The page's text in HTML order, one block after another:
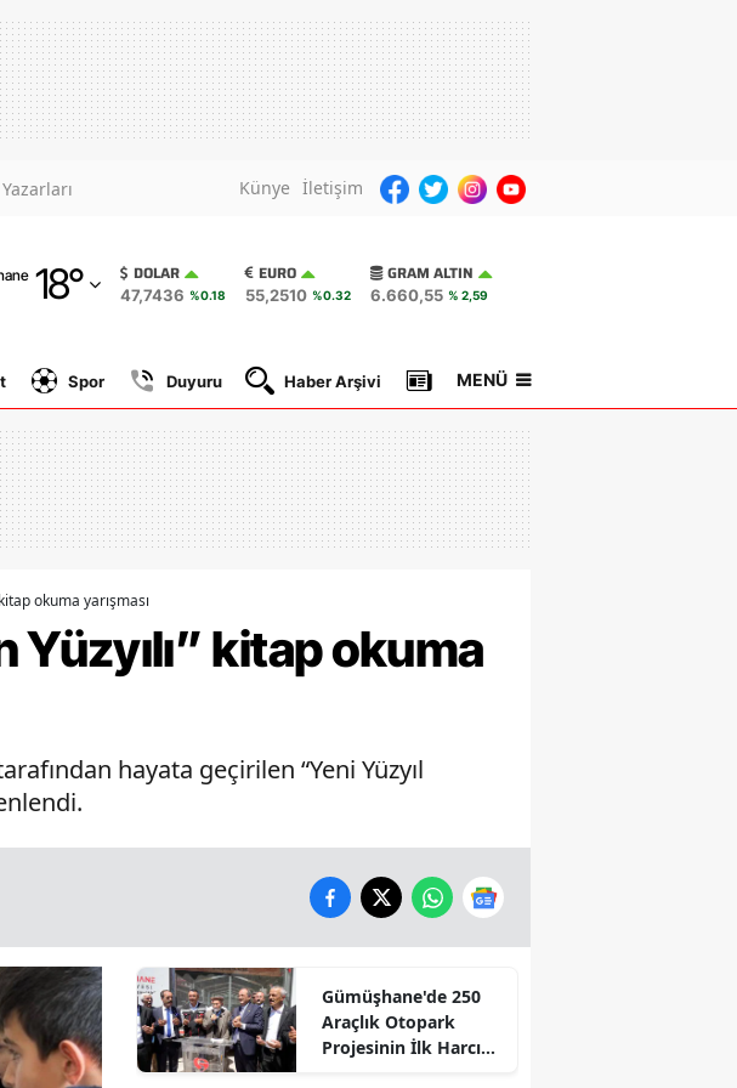
Künye İletişim
18° DOLAR
47,7436 %0.18
EURO
55,2510 %0.32
GRAM ALTIN
6.660,55 % 2,59
Spor Duyuru Haber Arşivi Gazete Manşetleri
MENÜ
okuma yarışması
Yüzyılı” kitap okuma
hayata geçirilen “Yeni Yüzyıl
Gümüşhane'de 250
Araçlık Otopark
Projesinin İlk Harcı